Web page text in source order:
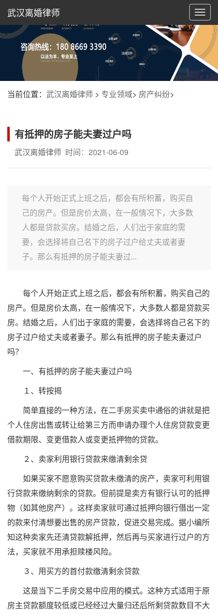
切
换
航
武汉离婚律师
当前位置： 武汉离婚律师 > 专业领域> 房产纠纷>
有抵押的房子能夫妻过户吗
武汉离婚律师 时间：2021-06-09
每个人开始正式上班之后，都会有所积蓄，购买自
己的房产。但是房价太高，在一般情况下，大多数
人都是贷款买房。结婚之后，人们出于家庭的需
要，会选择将自己名下的房子过户给丈夫或者妻
子。那么有抵押的房子能夫妻过...
每个人开始正式上班之后，都会有所积蓄，购买自己的
房产。但是房价太高，在一般情况下，大多数人都是贷款买
房。结婚之后，人们出于家庭的需要，会选择将自己名下的
房子过户给丈夫或者妻子。那么有抵押的房子能夫妻过户
吗？
一、有抵押的房子能夫妻过户吗
１、转按揭
简单直接的一种方法，在二手房买卖中通俗的讲就是把
个人住房出售或转让给第三方而申请办理个人住房贷款变更
借款期限、变更借款人或变更抵押物的贷款。
２、卖家利用银行贷款来缴清剩余贷
如果买家不愿意购买贷款未缴清的房产，卖家可利用银
行贷款来缴纳剩余的贷款。但前提是卖方有银行认可的抵押
物（如其他房产）。这样卖家就可通过抵押向银行借出一定
的款来付清想要出售的房产贷款，促进交易完成。据小编所
知这种卖家先还清贷款解抵押，然后再与买家进行过户的方
法，买家就不用承担赎楼风险。
３、用买方的首付款缴清剩余贷款
这是当下二手房交易中应用的模式。这种方式适用于原
房主贷款额度较低或已经经过大量归还后所剩贷款数目不大